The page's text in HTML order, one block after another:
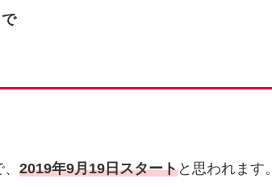
2019年9月19日スタートと思われます。